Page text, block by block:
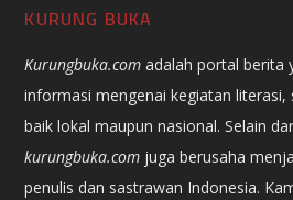
KURUNG BUKA
Kurungbuka.com adalah portal berita
informasi mengenai kegiatan literasi,
baik lokal maupun nasional. Selain
kurungbuka.com juga berusaha
penulis dan sastrawan Indonesia.